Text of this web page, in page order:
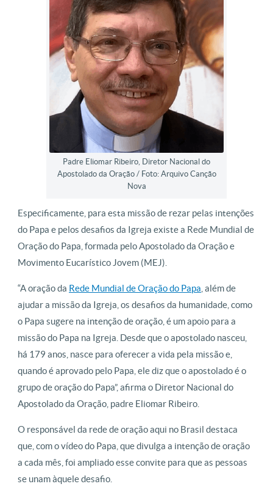
Padre Eliomar Ribeiro, Diretor Nacional do
Apostolado da Oração / Foto: Arquivo Canção
Nova
Especificamente, para esta missão de rezar pelas intenções
do Papa e pelos desafios da Igreja existe a Rede Mundial de
Oração do Papa, formada pelo Apostolado da Oração e
Movimento Eucarístico Jovem (MEJ).
“A oração da Rede Mundial de Oração do Papa , além de
ajudar a missão da Igreja, os desafios da humanidade, como
o Papa sugere na intenção de oração, é um apoio para a
missão do Papa na Igreja. Desde que o apostolado nasceu,
há 179 anos, nasce para oferecer a vida pela missão e,
quando é aprovado pelo Papa, ele diz que o apostolado é o
grupo de oração do Papa”, afirma o Diretor Nacional do
Apostolado da Oração, padre Eliomar Ribeiro.
O responsável da rede de oração aqui no Brasil destaca
que, com o vídeo do Papa, que divulga a intenção de oração
a cada mês, foi ampliado esse convite para que as pessoas
se unam àquele desafio.